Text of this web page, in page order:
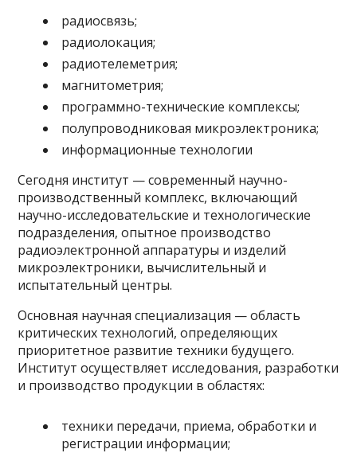
радиосвязь;
радиолокация;
радиотелеметрия;
магнитометрия;
программно-технические комплексы;
полупроводниковая микроэлектроника;
информационные технологии
Сегодня институт — современный научно-
производственный комплекс, включающий
научно-исследовательские и технологические
подразделения, опытное производство
радиоэлектронной аппаратуры и изделий
микроэлектроники, вычислительный и
испытательный центры.
Основная научная специализация — область
критических технологий, определяющих
приоритетное развитие техники будущего.
Институт осуществляет исследования, разработки
и производство продукции в областях:
техники передачи, приема, обработки и
регистрации информации;